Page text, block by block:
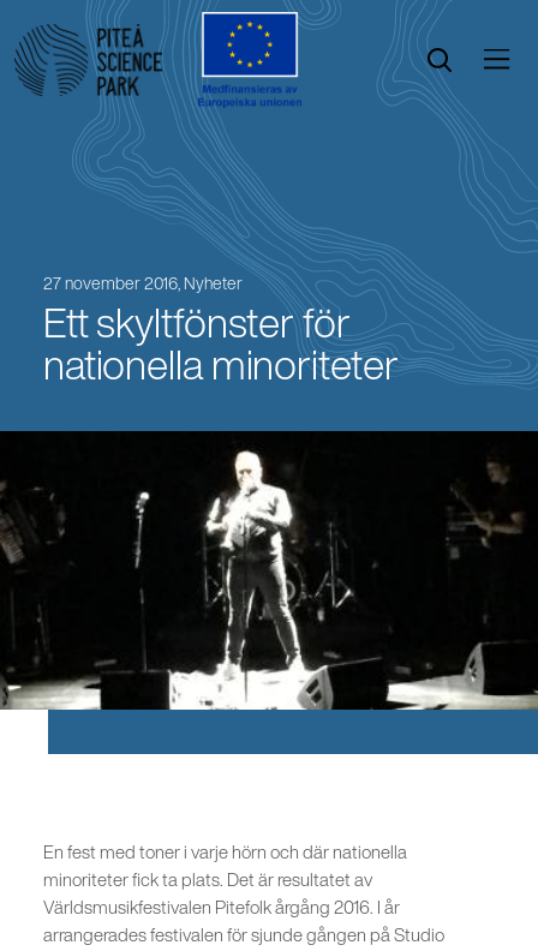
Öppna sök
Öppna menyn
27 november 2016, Nyheter
Ett skyltfönster för
nationella minoriteter
En fest med toner i varje hörn och där nationella
minoriteter fick ta plats. Det är resultatet av
Världsmusikfestivalen Pitefolk årgång 2016. I år
arrangerades festivalen för sjunde gången på Studio